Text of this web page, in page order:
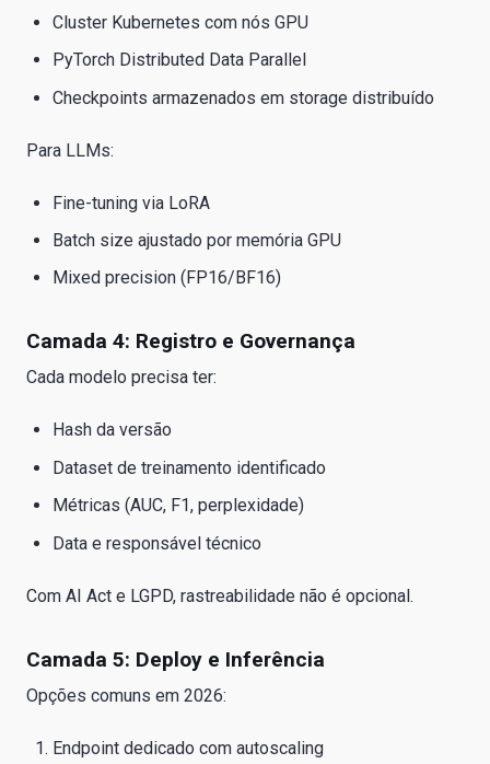
Cluster Kubernetes com nós GPU
PyTorch Distributed Data Parallel
Checkpoints armazenados em storage distribuído
Para LLMs:
Fine-tuning via LoRA
Batch size ajustado por memória GPU
Mixed precision (FP16/BF16)
Camada 4: Registro e Governança
Cada modelo precisa ter:
Hash da versão
Dataset de treinamento identificado
Métricas (AUC, F1, perplexidade)
Data e responsável técnico
Com AI Act e LGPD, rastreabilidade não é opcional.
Camada 5: Deploy e Inferência
Opções comuns em 2026:
Endpoint dedicado com autoscaling